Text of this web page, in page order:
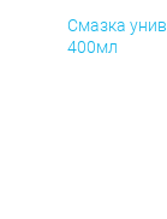
Смазка
400мл